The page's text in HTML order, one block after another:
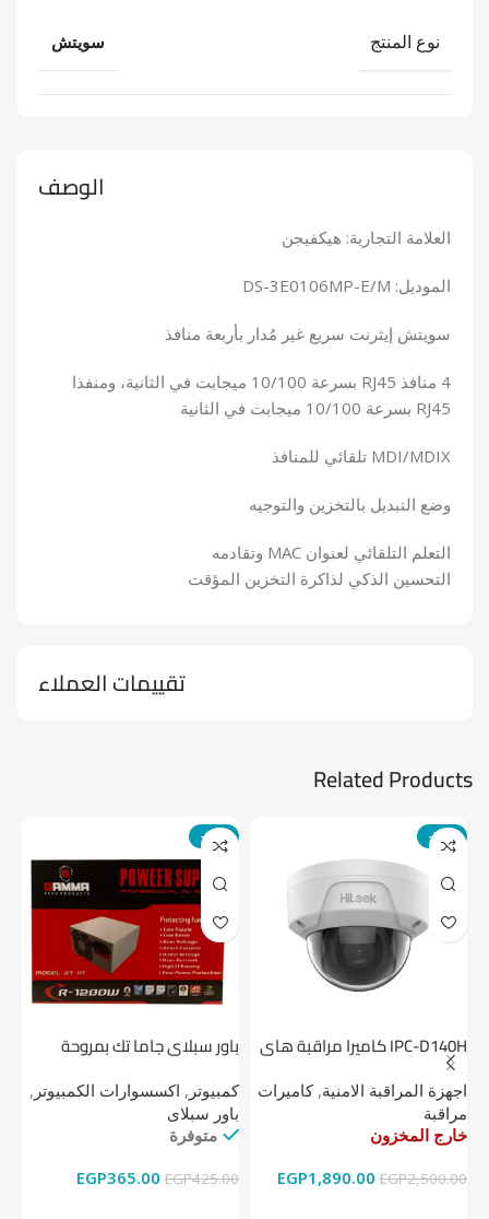
الوصف
العلامة التجارية: هيكفيجن
الموديل: DS-3E0106MP-E/M
سويتش إيثرنت سريع غير مُدار بأربعة منافذ
4 منافذ RJ45 بسرعة 10/100 ميجابت في الثانية، ومنفذا
RJ45 بسرعة 10/100 ميجابت في الثانية
MDI/MDIX تلقائي للمنافذ
وضع التبديل بالتخزين والتوجيه
التعلم التلقائي لعنوان MAC وتقادمه
التحسين الذكي لذاكرة التخزين المؤقت
نوع المنتج سويتش
تقييمات العملاء
Related Products
-24%
IPC-D140H كاميرا مراقبة هاى
لوك داخلية 4 ميجا
اجهزة المراقبة الامنية,كاميرات
مراقبة
خارج المخزون
EGP2,500.00
EGP1,890.00
-14%
باور سبلاي جاما تك بمروحة
كمبيوتر , اكسسوارات الكمبيوتر ,
باور سبلاى
متوفرة
EGP425.00
EGP365.00